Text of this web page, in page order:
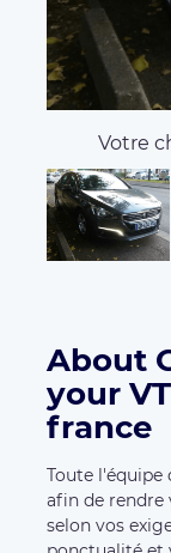
Votre
About
your
france
Toute l'équipe
afin de rendre
selon vos